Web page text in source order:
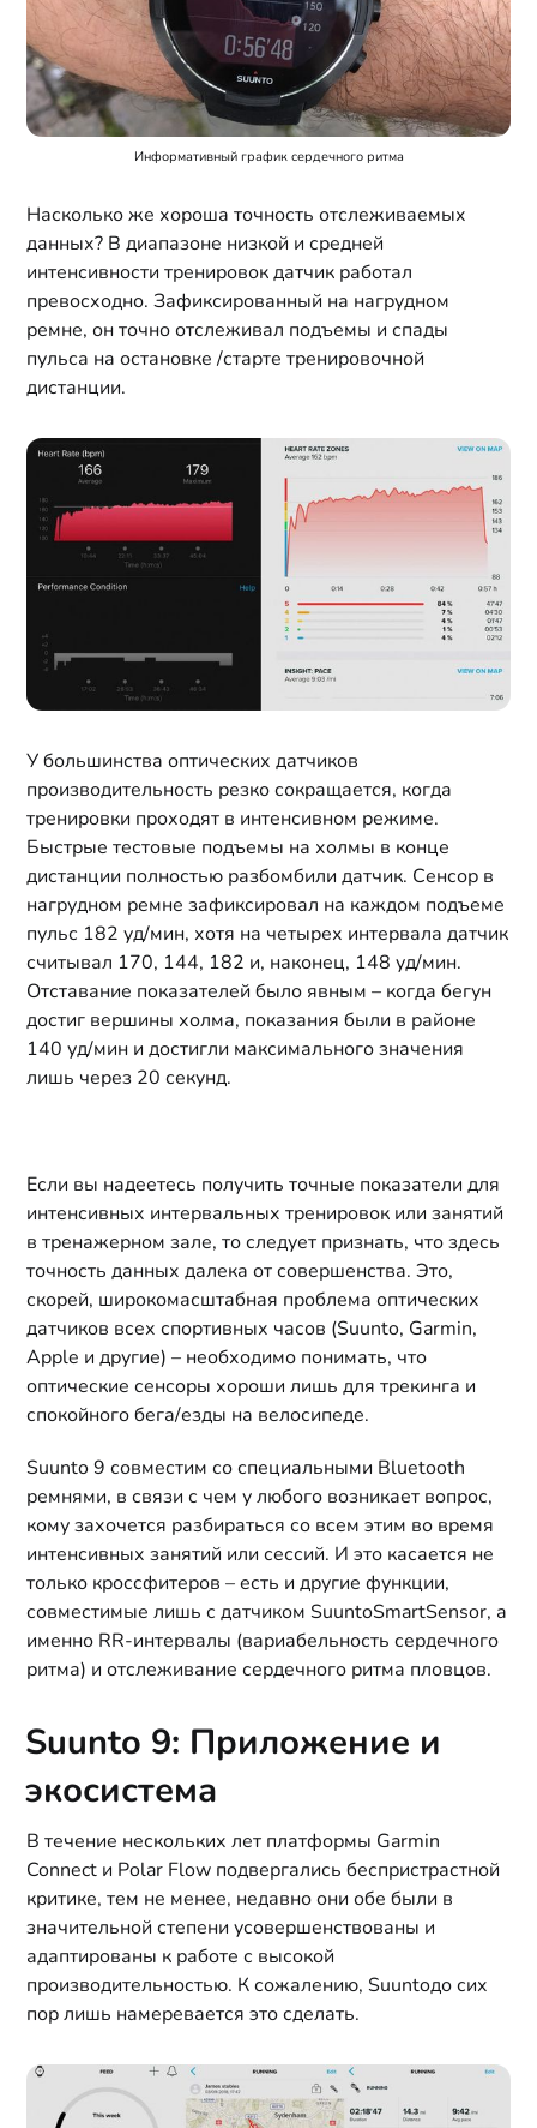
Информативный график сердечного ритма
Насколько же хороша точность отслеживаемых
данных? В диапазоне низкой и средней
интенсивности тренировок датчик работал
превосходно. Зафиксированный на нагрудном
ремне, он точно отслеживал подъемы и спады
пульса на остановке /старте тренировочной
дистанции.
У большинства оптических датчиков
производительность резко сокращается, когда
тренировки проходят в интенсивном режиме.
Быстрые тестовые подъемы на холмы в конце
дистанции полностью разбомбили датчик. Сенсор в
нагрудном ремне зафиксировал на каждом подъеме
пульс 182 уд/мин, хотя на четырех интервала датчик
считывал 170, 144, 182 и, наконец, 148 уд/мин.
Отставание показателей было явным – когда бегун
достиг вершины холма, показания были в районе
140 уд/мин и достигли максимального значения
лишь через 20 секунд.
Если вы надеетесь получить точные показатели для
интенсивных интервальных тренировок или занятий
в тренажерном зале, то следует признать, что здесь
точность данных далека от совершенства. Это,
скорей, широкомасштабная проблема оптических
датчиков всех спортивных часов (Suunto, Garmin,
Apple и другие) – необходимо понимать, что
оптические сенсоры хороши лишь для трекинга и
спокойного бега/езды на велосипеде.
Suunto 9 совместим со специальными Bluetooth
ремнями, в связи с чем у любого возникает вопрос,
кому захочется разбираться со всем этим во время
интенсивных занятий или сессий. И это касается не
только кроссфитеров – есть и другие функции,
совместимые лишь с датчиком SuuntoSmartSensor, а
именно RR-интервалы (вариабельность сердечного
ритма) и отслеживание сердечного ритма пловцов.
Suunto 9: Приложение и
экосистема
В течение нескольких лет платформы Garmin
Connect и Polar Flow подвергались беспристрастной
критике, тем не менее, недавно они обе были в
значительной степени усовершенствованы и
адаптированы к работе с высокой
производительностью. К сожалению, Suuntoдо сих
пор лишь намеревается это сделать.